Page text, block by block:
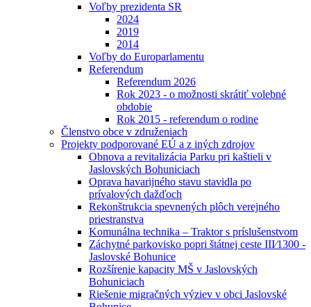
Voľby prezidenta SR
2024
2019
2014
Voľby do Europarlamentu
Referendum
Referendum 2026
Rok 2023 - o možnosti skrátiť volebné
obdobie
Rok 2015 - referendum o rodine
Členstvo obce v združeniach
Projekty podporované EÚ a z iných zdrojov
Obnova a revitalizácia Parku pri kaštieli v
Jaslovských Bohuniciach
Oprava havarijného stavu stavidla po
prívalových dažďoch
Rekonštrukcia spevnených plôch verejného
priestranstva
Komunálna technika – Traktor s príslušenstvom
Záchytné parkovisko popri štátnej ceste III⁄1300 -
Jaslovské Bohunice
Rozšírenie kapacity MŠ v Jaslovských
Bohuniciach
Riešenie migračných výziev v obci Jaslovské